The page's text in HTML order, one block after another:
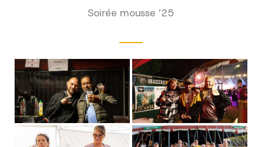
Soirée mousse ’25